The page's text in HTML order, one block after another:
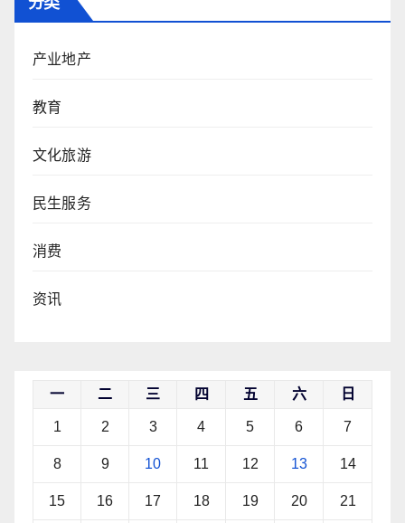
产业地产
教育
文化旅游
民生服务
消费
资讯
一 二 三 四 五 六 日
1 2 3 4 5 6 7
8 9 10 11 12 13 14
15 16 17 18 19 20 21